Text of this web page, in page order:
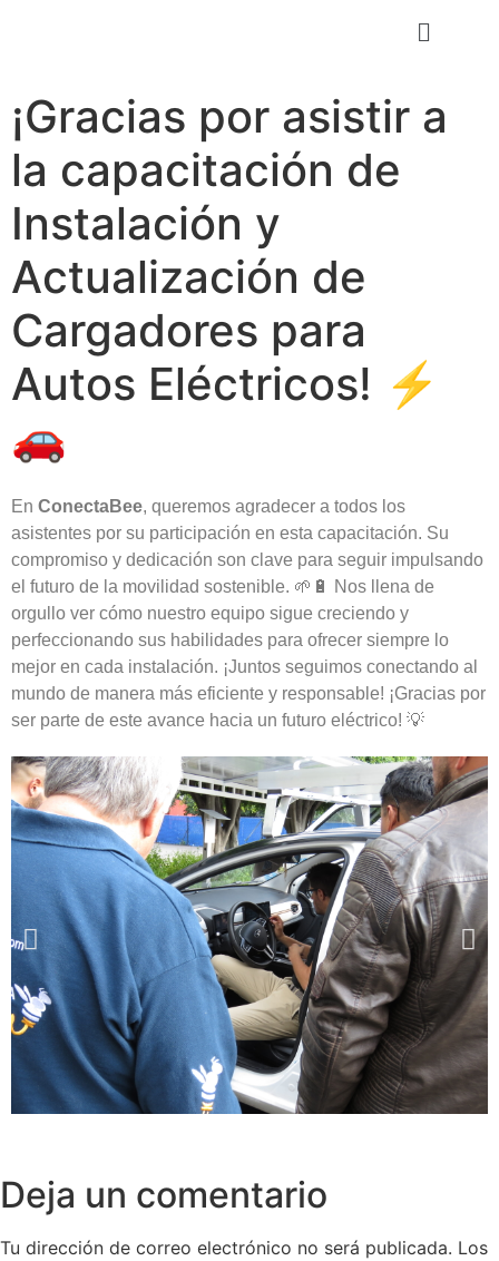
¡Gracias por asistir a
la capacitación de
Instalación y
Actualización de
Cargadores para
Autos Eléctricos! ⚡
🚗
En ConectaBee, queremos agradecer a todos los
asistentes por su participación en esta capacitación. Su
compromiso y dedicación son clave para seguir impulsando
el futuro de la movilidad sostenible. 🌱🔋 Nos llena de
orgullo ver cómo nuestro equipo sigue creciendo y
perfeccionando sus habilidades para ofrecer siempre lo
mejor en cada instalación. ¡Juntos seguimos conectando al
mundo de manera más eficiente y responsable! ¡Gracias por
ser parte de este avance hacia un futuro eléctrico! 💡
Deja un comentario
Tu dirección de correo electrónico no será publicada. Los